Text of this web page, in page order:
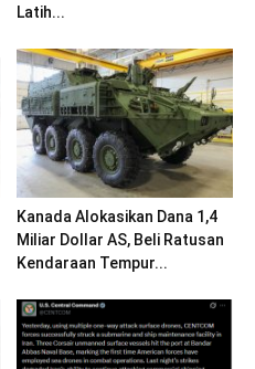
Latih...
Kanada Alokasikan Dana 1,4
Miliar Dollar AS, Beli Ratusan
Kendaraan Tempur...